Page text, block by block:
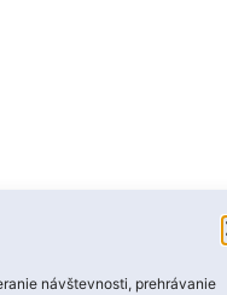
návštevnosti, prehrávanie